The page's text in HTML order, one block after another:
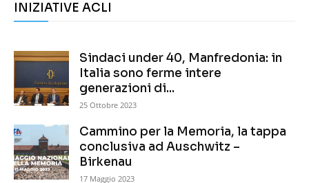
INIZIATIVE ACLI
Sindaci under 40, Manfredonia: in
Italia sono ferme intere
generazioni di...
25 Ottobre 2023
Cammino per la Memoria, la tappa
conclusiva ad Auschwitz –
Birkenau
17 Maggio 2023